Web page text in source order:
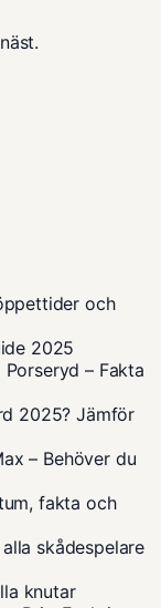
och
2025
– Fakta
2025? Jämför
– Behöver du
fakta och
skådespelare
knutar